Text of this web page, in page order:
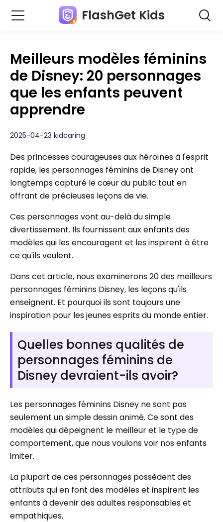
FlashGet Kids
Meilleurs modèles féminins
de Disney: 20 personnages
que les enfants peuvent
apprendre
2025-04-23 kidcaring
Des princesses courageuses aux héroïnes à l'esprit
rapide, les personnages féminins de Disney ont
longtemps capturé le cœur du public tout en
offrant de précieuses leçons de vie.
Ces personnages vont au-delà du simple
divertissement. Ils fournissent aux enfants des
modèles qui les encouragent et les inspirent à être
ce qu'ils veulent.
Dans cet article, nous examinerons 20 des meilleurs
personnages féminins Disney, les leçons qu'ils
enseignent. Et pourquoi ils sont toujours une
inspiration pour les jeunes esprits du monde entier.
Quelles bonnes qualités de
personnages féminins de
Disney devraient-ils avoir?
Les personnages féminins Disney ne sont pas
seulement un simple dessin animé. Ce sont des
modèles qui dépeignent le meilleur et le type de
comportement, que nous voulons voir nos enfants
imiter.
La plupart de ces personnages possèdent des
attributs qui en font des modèles et inspirent les
enfants à devenir des adultes responsables et
empathiques.